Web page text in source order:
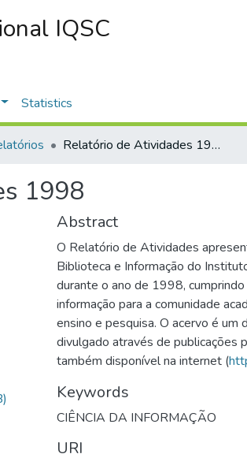
IQSC
Statistics
Relatório de Atividades 1998
1998
Abstract
O Relatório de Atividades
Biblioteca e Informação do
durante o ano de 1998,
informação para a comunidade
ensino e pesquisa. O acervo é um
divulgado através de publicações
também disponível na internet (
Keywords
CIÊNCIA DA INFORMAÇÃO
URI